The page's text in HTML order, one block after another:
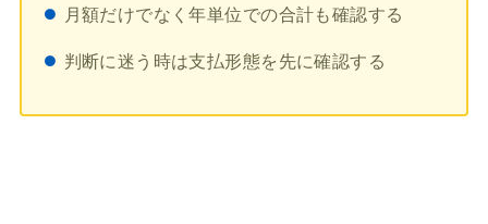
月額だけでなく年単位での合計も確認する
判断に迷う時は支払形態を先に確認する